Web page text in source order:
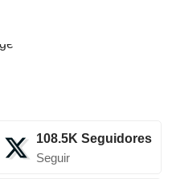
108.5K Seguidores
Seguir